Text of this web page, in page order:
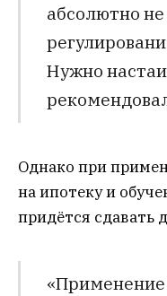
абсолютно
Нужно
Однако при
на ипотеку и
придётся сдавать